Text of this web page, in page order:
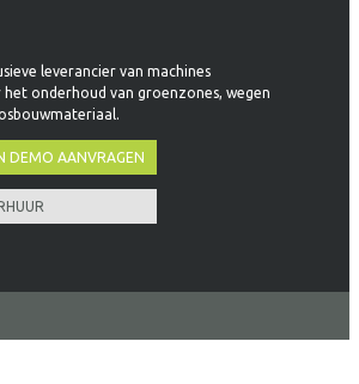
leverancier van machines
het onderhoud van groenzones, wegen
DEMO AANVRAGEN